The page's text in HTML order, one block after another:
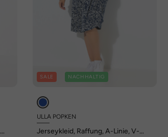
SALE NACHHALTIG
ULLA POPKEN
Jerseykleid, Raffung, A-Linie, V-